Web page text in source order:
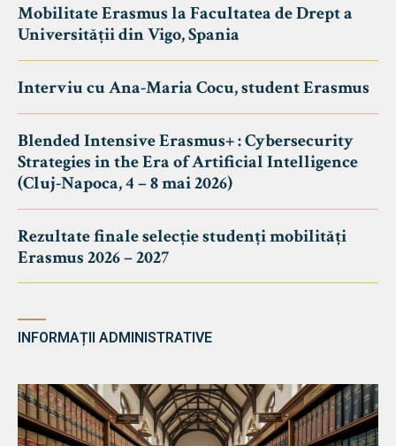
Mobilitate Erasmus la Facultatea de Drept a
Universității din Vigo, Spania
Interviu cu Ana-Maria Cocu, student Erasmus
Blended Intensive Erasmus+ : Cybersecurity
Strategies in the Era of Artificial Intelligence
(Cluj-Napoca, 4 – 8 mai 2026)
Rezultate finale selecție studenți mobilități
Erasmus 2026 – 2027
INFORMAȚII ADMINISTRATIVE